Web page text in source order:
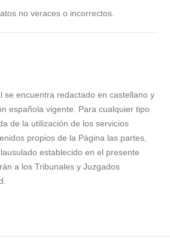
no veraces o incorrectos.
se encuentra redactado en castellano y
española vigente. Para cualquier tipo
de la utilización de los servicios
propios de la Página las partes,
establecido en el presente
a los Tribunales y Juzgados